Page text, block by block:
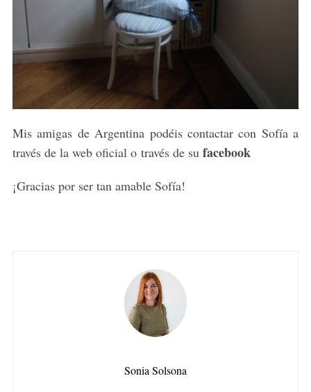
Mis amigas de Argentina podéis contactar con Sofía a
través de la web oficial o través de su facebook
¡Gracias por ser tan amable Sofía!
Sonia Solsona